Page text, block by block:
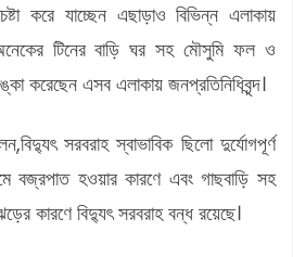
করে যাচ্ছেন এছাড়াও বিভিন্ন এলাকায়
টিনের বাড়ি ঘর সহ মৌসুমি ফল ও
করেছেন এসব এলাকায় জনপ্রতিনিধিবৃন্দ।
সরবরাহ স্বাভাবিক ছিলো দুর্যোগপূর্ণ
বজ্রপাত হওয়ার কারণে এবং গাছবাড়ি সহ
কারণে বিদ্যুৎ সরবরাহ বন্ধ রয়েছে।